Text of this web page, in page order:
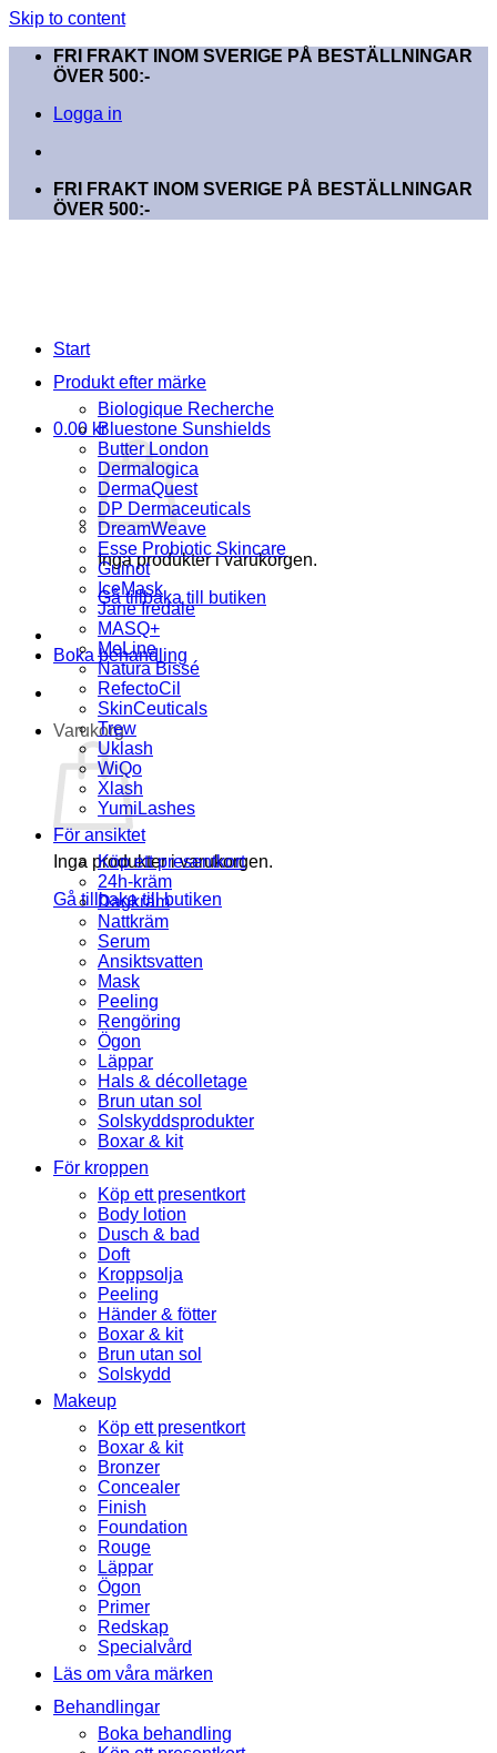
Skip to content
FRI FRAKT INOM SVERIGE PÅ BESTÄLLNINGAR
ÖVER 500:-
Logga in
FRI FRAKT INOM SVERIGE PÅ BESTÄLLNINGAR
ÖVER 500:-
0.00 kr
Inga produkter i varukorgen.
Gå tillbaka till butiken
Boka behandling
Varukorg
Inga produkter i varukorgen.
Gå tillbaka till butiken
Start
Produkt efter märke
Biologique Recherche
Bluestone Sunshields
Butter London
Dermalogica
DermaQuest
DP Dermaceuticals
DreamWeave
Esse Probiotic Skincare
Guinot
IceMask
Jane Iredale
MASQ+
MeLine
Natura Bissé
RefectoCil
SkinCeuticals
Trew
Uklash
WiQo
Xlash
YumiLashes
För ansiktet
Köp ett presentkort
24h-kräm
Dagkräm
Nattkräm
Serum
Ansiktsvatten
Mask
Peeling
Rengöring
Ögon
Läppar
Hals & décolletage
Brun utan sol
Solskyddsprodukter
Boxar & kit
För kroppen
Köp ett presentkort
Body lotion
Dusch & bad
Doft
Kroppsolja
Peeling
Händer & fötter
Boxar & kit
Brun utan sol
Solskydd
Makeup
Köp ett presentkort
Boxar & kit
Bronzer
Concealer
Finish
Foundation
Rouge
Läppar
Ögon
Primer
Redskap
Specialvård
Läs om våra märken
Behandlingar
Boka behandling